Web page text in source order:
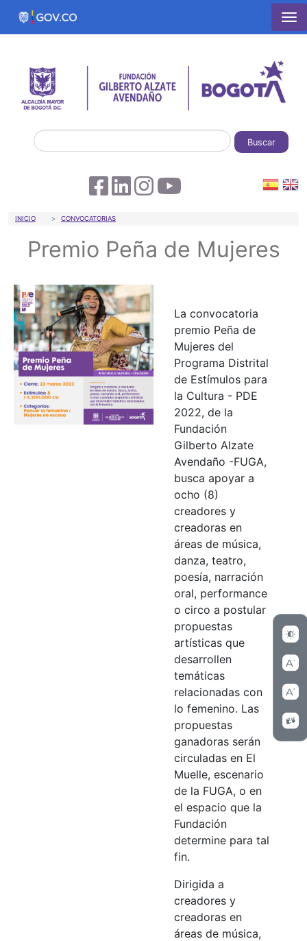
Pasar al contenido principal
Buscar
Sobrescribir enlaces de ayuda a la
INICIO CONVOCATORIAS
Premio Peña de Mujeres
La convocatoria
premio Peña de
Mujeres del
Programa Distrital
de Estímulos para
la Cultura - PDE
2022, de la
Fundación
Gilberto Alzate
Avendaño -FUGA,
busca apoyar a
ocho (8)
creadores y
creadoras en
áreas de música,
danza, teatro,
poesía, narración
oral, performance
o circo a postular
propuestas
artísticas que
desarrollen
temáticas
relacionadas con
lo femenino. Las
propuestas
ganadoras serán
circuladas en El
Muelle, escenario
de la FUGA, o en
el espacio que la
Fundación
determine para tal
fin.
Dirigida a
creadores y
creadoras en
áreas de música,